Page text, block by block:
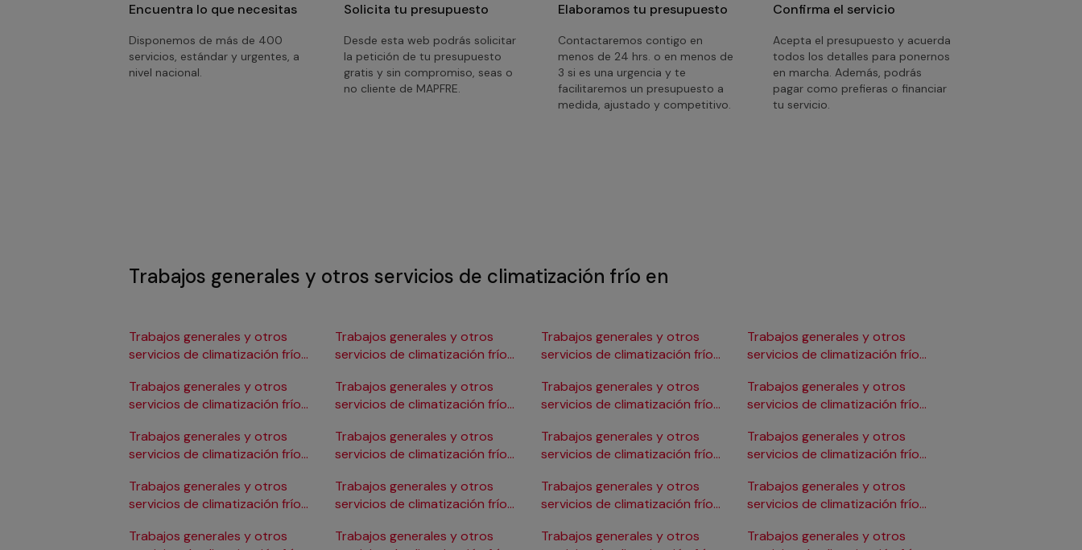
Encuentra lo que necesitas
Disponemos de más de 400
servicios, estándar y urgentes, a
nivel nacional.
Solicita tu presupuesto
Desde esta web podrás solicitar
la petición de tu presupuesto
gratis y sin compromiso, seas o
no cliente de MAPFRE.
Elaboramos tu presupuesto
Contactaremos contigo en
menos de 24 hrs. o en menos de
3 si es una urgencia y te
facilitaremos un presupuesto a
medida, ajustado y competitivo.
Confirma el servicio
Acepta el presupuesto y acuerda
todos los detalles para ponernos
en marcha. Además, podrás
pagar como prefieras o financiar
tu servicio.
Trabajos generales y otros servicios de climatización frío en
Trabajos generales y otros
servicios de climatización frío
Trabajos generales y otros
servicios de climatización frío
Trabajos generales y otros
servicios de climatización frío
Trabajos generales y otros
servicios de climatización frío
Trabajos generales y otros
Trabajos generales y otros
servicios de climatización frío
Trabajos generales y otros
servicios de climatización frío
Trabajos generales y otros
servicios de climatización frío
Trabajos generales y otros
servicios de climatización frío
Trabajos generales y otros
Trabajos generales y otros
servicios de climatización frío
Trabajos generales y otros
servicios de climatización frío
Trabajos generales y otros
servicios de climatización frío
Trabajos generales y otros
servicios de climatización frío
Trabajos generales y otros
Trabajos generales y otros
servicios de climatización frío
Trabajos generales y otros
servicios de climatización frío
Trabajos generales y otros
servicios de climatización frío
Trabajos generales y otros
servicios de climatización frío
Trabajos generales y otros